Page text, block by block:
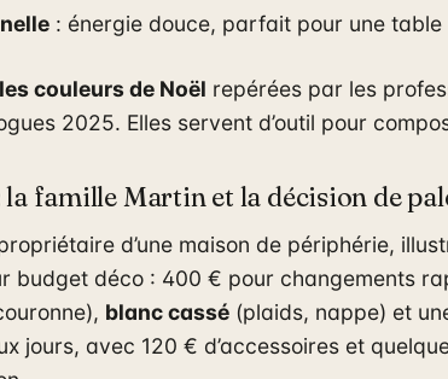
: énergie douce, parfait pour une table
les couleurs de Noël repérées par les
2025. Elles servent d’outil pour
famille Martin et la décision de
d’une maison de périphérie,
budget déco : 400 € pour changements
blanc cassé (plaids, nappe) et
jours, avec 120 € d’accessoires et